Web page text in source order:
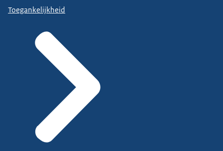
Toegankelijkheid